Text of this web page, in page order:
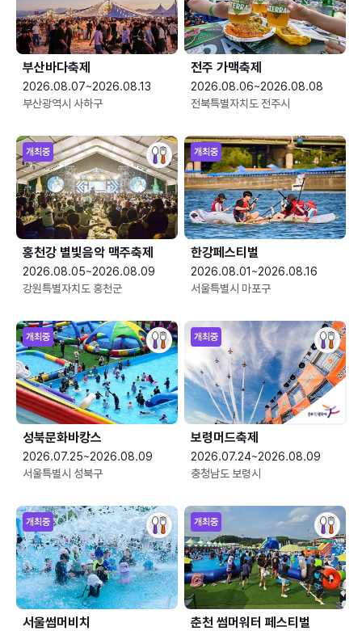
부산바다축제
2026.08.07~2026.08.13
부산광역시 사하구
전주 가맥축제
2026.08.06~2026.08.08
전북특별자치도 전주시
개최중
홍천강 별빛음악 맥주축제
2026.08.05~2026.08.09
강원특별자치도 홍천군
개최중
한강페스티벌
2026.08.01~2026.08.16
서울특별시 마포구
개최중
성북문화바캉스
2026.07.25~2026.08.09
서울특별시 성북구
개최중
보령머드축제
2026.07.24~2026.08.09
충청남도 보령시
개최중
서울썸머비치
개최중
춘천 썸머워터 페스티벌